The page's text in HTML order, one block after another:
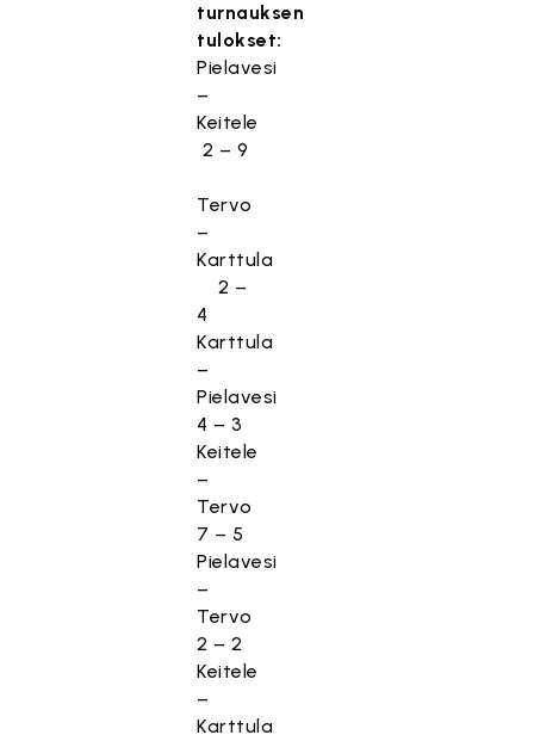
turnauksen
tulokset:
Pielavesi
–
Keitele
2 – 9
Tervo
–
Karttula
2 –
4
Karttula
–
Pielavesi
4 – 3
Keitele
–
Tervo
7 – 5
Pielavesi
–
Tervo
2 – 2
Keitele
–
Karttula